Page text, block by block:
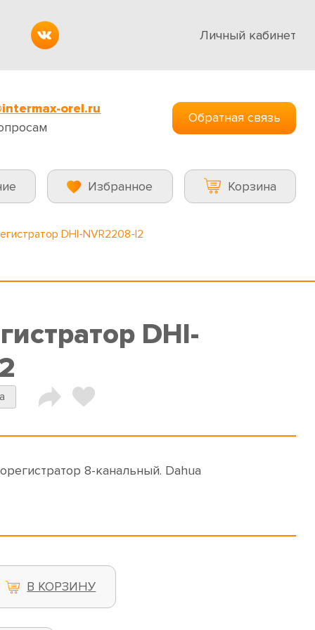
Личный кабинет
orel.ru
Обратная связь
Избранное Корзина
DHI-NVR2208-I2
DHI-
8-канальный. Dahua
В КОРЗИНУ